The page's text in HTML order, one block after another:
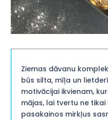
Ziemas dāvanu
būs silta, mīļa un
motivācijai ikvienam,
mājas, lai tvertu ne
pasakainos mirkļus